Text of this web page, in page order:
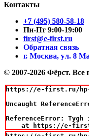
Контакты
+7 (495) 580-58-18
Пн-Пт 9:00-19:00
first@e-first.ru
Обратная связь
г. Москва, ул. 8
© 2007-2026 Фёрст.
https://e-first.ru/hp-
Uncaught
ReferenceError:
at https://e-